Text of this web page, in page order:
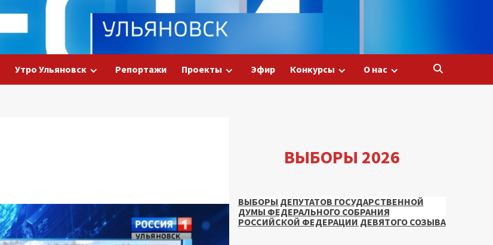
Утро Ульяновск Репортажи Проекты Эфир Конкурсы О нас
ВЫБОРЫ 2026
ВЫБОРЫ ДЕПУТАТОВ ГОСУДАРСТВЕННОЙ
ДУМЫ ФЕДЕРАЛЬНОГО СОБРАНИЯ
РОССИЙСКОЙ ФЕДЕРАЦИИ ДЕВЯТОГО СОЗЫВА